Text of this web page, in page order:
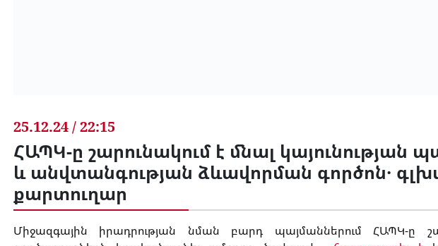
25.12.24 / 22:15
ՀԱՊԿ-ը շարունակում է մնալ կայունության
և անվտանգության ձևավորման գործոն․
քարտուղար
Միջազգային իրադրության նման բարդ պայմաններում ՀԱՊԿ-ը